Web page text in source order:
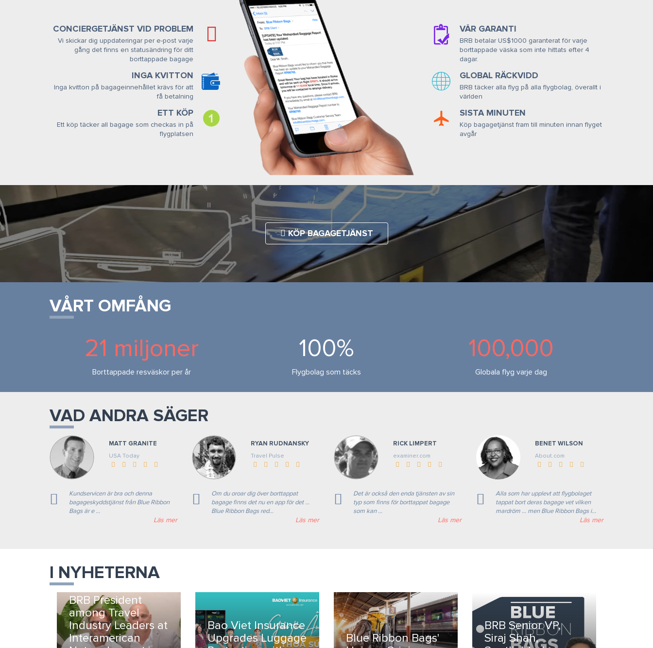
CONCIERGETJÄNST VID PROBLEM
Vi skickar dig uppdateringar per e-post varje
gång det finns en statusändring för ditt
borttappade bagage
INGA KVITTON
Inga kvitton på bagageinnehållet krävs för att
få betalning
ETT KÖP
Ett köp täcker all bagage som checkas in på
flygplatsen
VÅR GARANTI
BRB betalar US$1000 garanterat för varje
borttappade väska som inte hittats efter 4
dagar.
GLOBAL RÄCKVIDD
BRB täcker alla flyg på alla flygbolag, överallt i
världen
SISTA MINUTEN
Köp bagagetjänst fram till minuten innan flyget
avgår
KÖP BAGAGETJÄNST
VÅRT OMFÅNG
21 miljoner
Borttappade resväskor per år
100%
Flygbolag som täcks
100,000
Globala flyg varje dag
VAD ANDRA SÄGER
MATT GRANITE
USA Today
Kundservicen är bra och denna
bagageskyddstjänst från Blue Ribbon
Bags är e ...
Läs mer
RYAN RUDNANSKY
Travel Pulse
Om du oroar dig över borttappat
bagage finns det nu en app för det ...
Blue Ribbon Bags red...
Läs mer
RICK LIMPERT
examiner.com
Det är också den enda tjänsten av sin
typ som finns för borttappat bagage
som kan ...
Läs mer
BENET WILSON
About.com
Alla som har upplevt att flygbolaget
tappat bort deras bagage vet vilken
mardröm ... men Blue Ribbon Bags i...
Läs mer
I NYHETERNA
BRB President
among Travel
Industry Leaders at
Interamerican
Bao Viet Insurance
Upgrades Luggage
Blue Ribbon Bags'
BRB Senior VP,
Siraj Shah,